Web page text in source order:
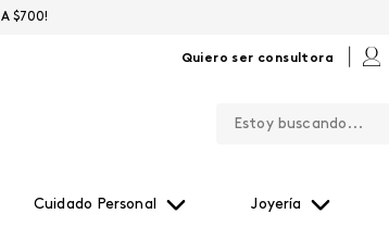
Quiero ser consultora
Cuidado Personal Joyería
A $700!